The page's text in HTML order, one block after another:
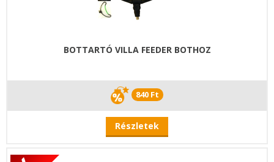
BOTTARTÓ VILLA FEEDER BOTHOZ
840 Ft
Részletek